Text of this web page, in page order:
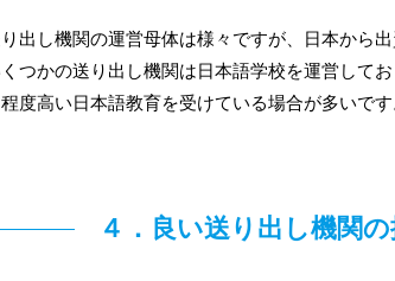
出し機関の運営母体は様々ですが、日本から
つかの送り出し機関は日本語学校を運営して
度高い日本語教育を受けている場合が多いです
４．良い送り出し機関